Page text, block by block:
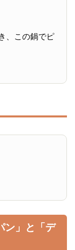
、この鍋でピ
ン」と「デ